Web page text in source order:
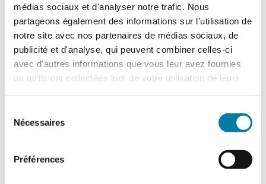
médias sociaux et d'analyser notre trafic. Nous
partageons également des informations sur l'utilisation de
notre site avec nos partenaires de médias sociaux, de
publicité et d'analyse, qui peuvent combiner celles-ci
avec d'autres informations que vous leur avez fournies
ou qu'ils ont collectées lors de votre utilisation de leurs
Nécessaires
Préférences
Traitement des déchets liquides en ICPE :
ce que change l’arrêté du 16 juillet 2026
traitement des déchets liquides dans
rubriques 2790 (traitement…